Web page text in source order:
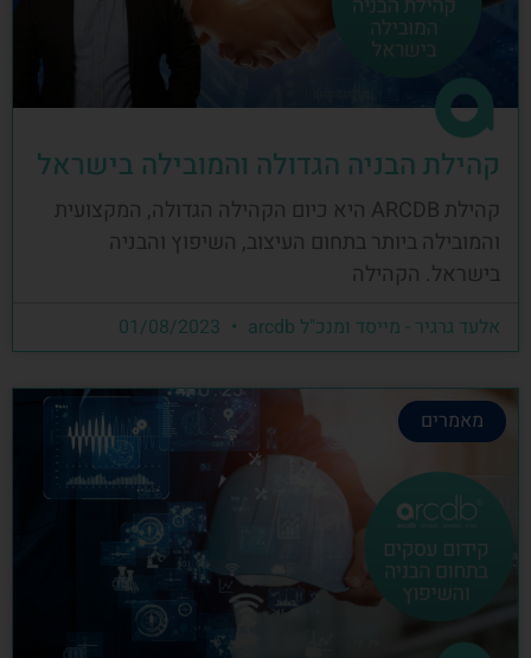
קהילת הבניה הגדולה והמובילה בישראל
קהילת ARCDB היא כיום הקהילה הגדולה, המקצועית
והמובילה ביותר בתחום העיצוב, השיפוץ והבניה
בישראל. הקהילה
אלעד גרגיר - מייסד ומנכ"ל arcdb
מאמרים